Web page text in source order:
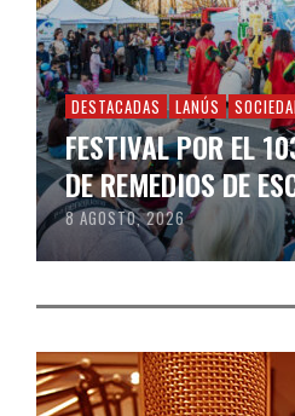
DESTACADAS LANÚS
FESTIVAL POR EL
DE REMEDIOS DE
8 AGOSTO, 2026